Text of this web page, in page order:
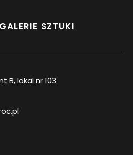
SZTUKI
B, lokal nr 103